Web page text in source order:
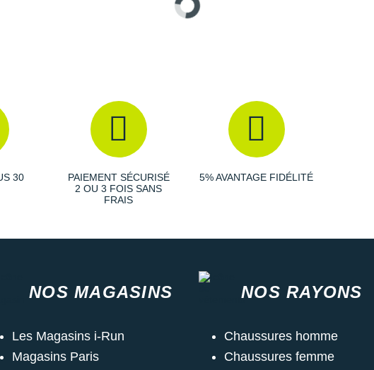
30
PAIEMENT SÉCURISÉ
2 OU 3 FOIS SANS
FRAIS
5% AVANTAGE FIDÉLITÉ
NOS MAGASINS
Les Magasins i-Run
Magasins Paris
NOS RAYONS
Chaussures homme
Chaussures femme